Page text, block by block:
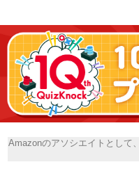
Amazonのアソシエイトとして